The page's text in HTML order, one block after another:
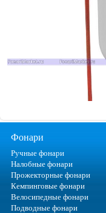
Фонари
Ручные фонари
Налобные фонари
Прожекторные фонари
Кемпинговые фонари
Велосипедные фонари
Подводные фонари